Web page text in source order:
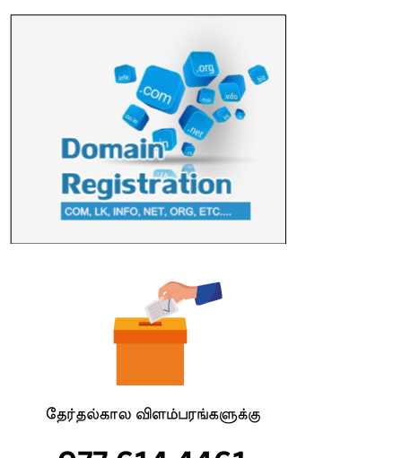
காணப்பட்ட பல ...